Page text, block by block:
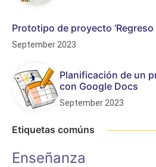
Prototipo de proyecto ‘Regreso
September 2023
Planificación de un
con Google Docs
September 2023
Etiquetas comúns
Enseñanza